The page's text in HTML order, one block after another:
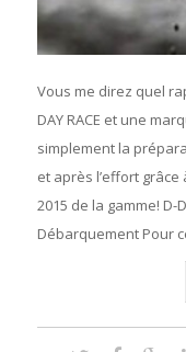
Vous me direz quel
DAY RACE et une
simplement la
et après l’effort
2015 de la gamme! D-
Débarquement Pour